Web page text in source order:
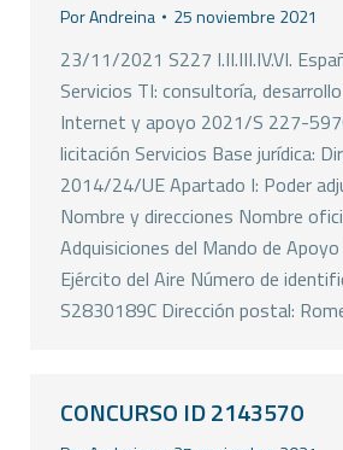
PorAndreina 25 noviembre 2021
23/11/2021 S227 I.II.III.IV.VI.
Servicios TI: consultoría,
Internet y apoyo 2021/S 227-
licitación Servicios Base jurídica:
2014/24/UE Apartado I: Poder
Nombre y direcciones Nombre
Adquisiciones del Mando de
Ejército del Aire Número de
S2830189C Dirección postal:
CONCURSO ID 2143570